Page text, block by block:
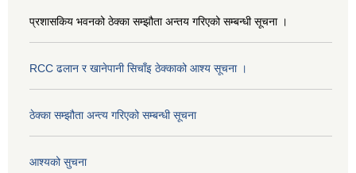
प्रशासकिय भवनको ठेक्का सम्झौता अन्तय गरिएको सम्बन्धी सूचना ।
RCC ढलान र खानेपानी सिचाँइ ठेक्काको आश्य सूचना ।
ठेक्का सम्झौता अन्त्य गरिएको सम्बन्धी सूचना
आश्यको सुचना